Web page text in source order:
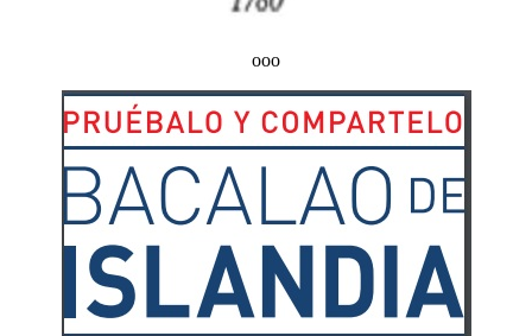
ooo